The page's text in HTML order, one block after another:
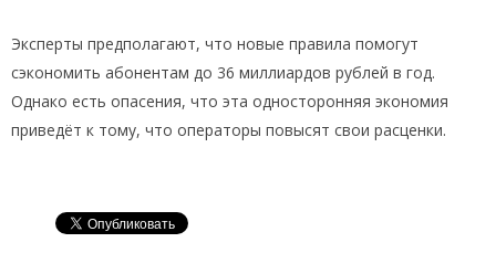
Эксперты предполагают, что новые правила помогут
сэкономить абонентам до 36 миллиардов рублей в год.
Однако есть опасения, что эта односторонняя экономия
приведёт к тому, что операторы повысят свои расценки.